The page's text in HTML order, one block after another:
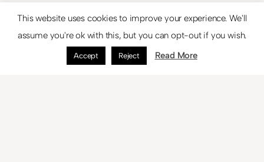
Página anterior
This website uses cookies to improve your experience. We'll
assume you're ok with this, but you can opt-out if you wish.
Accept Reject Read More